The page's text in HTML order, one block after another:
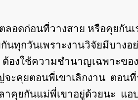
ลอดก่อนที่วางสาย หรือคุยกัน
นทุกวันเพราะงานวิจัยมีบางอ
องใช้ความชำนาญเฉพาะของ
จะคุยตอนพี่เขาเลิกงาน ตอนที่
าคุยกันแม่พี่เขาอยู่ด้วยนะ แอ